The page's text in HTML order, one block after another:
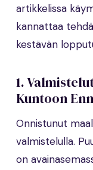
artikkelissa
kannattaa
kestävän
1.
Kuntoon
Onnistunut
valmistelulla.
on